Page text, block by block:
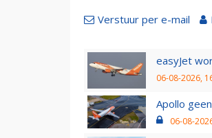
Verstuur per e-mail
easyJet
06-08-2026,
Apollo
06-08-